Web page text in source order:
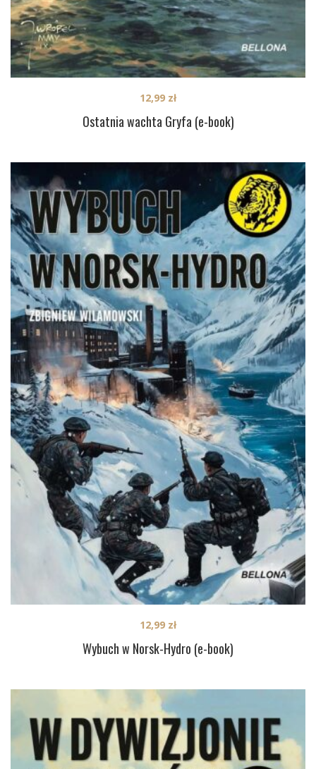
Ostatnia wachta Gryfa (e-book)
12,99 zł
Wybuch w Norsk-Hydro (e-book)
12,99 zł